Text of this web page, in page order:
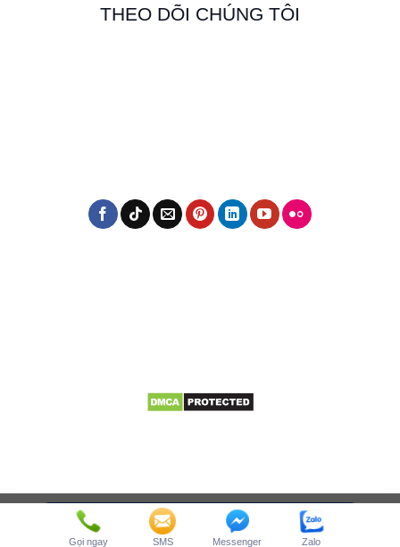
THEO DÕI CHÚNG TÔI
Gọi ngay SMS Messenger Zalo